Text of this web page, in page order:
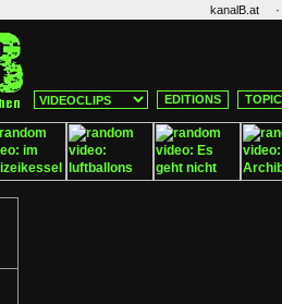
kanalB.at ·
EDITIONS